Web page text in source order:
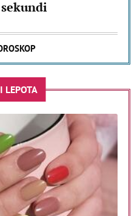
LEPOTA